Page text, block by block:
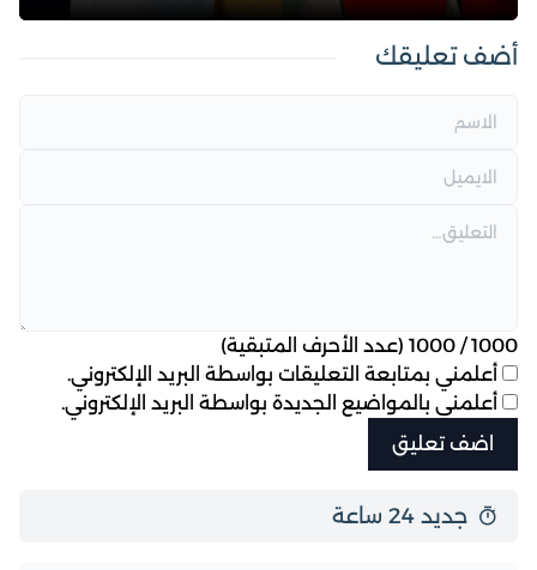
أضف تعليقك
1000
/
1000 (عدد الأحرف المتبقية)
أعلمني بمتابعة التعليقات بواسطة البريد الإلكتروني.
أعلمني بالمواضيع الجديدة بواسطة البريد الإلكتروني.
جديد 24 ساعة